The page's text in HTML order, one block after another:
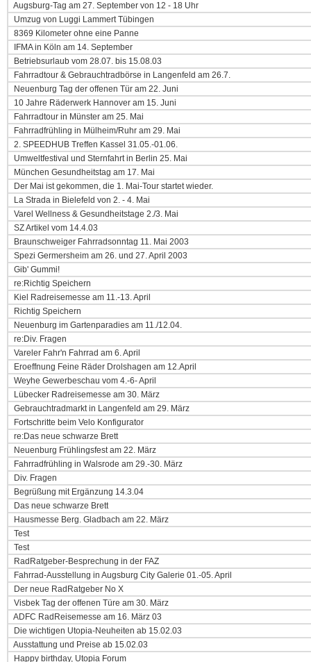
Augsburg-Tag am 27. September von 12 - 18 Uhr
Umzug von Luggi Lammert Tübingen
8369 Kilometer ohne eine Panne
IFMA in Köln am 14. September
Betriebsurlaub vom 28.07. bis 15.08.03
Fahrradtour & Gebrauchtradbörse in Langenfeld am 26.7.
Neuenburg Tag der offenen Tür am 22. Juni
10 Jahre Räderwerk Hannover am 15. Juni
Fahrradtour in Münster am 25. Mai
Fahrradfrühling in Mülheim/Ruhr am 29. Mai
2. SPEEDHUB Treffen Kassel 31.05.-01.06.
Umweltfestival und Sternfahrt in Berlin 25. Mai
München Gesundheitstag am 17. Mai
Der Mai ist gekommen, die 1. Mai-Tour startet wieder.
La Strada in Bielefeld von 2. - 4. Mai
Varel Wellness & Gesundheitstage 2./3. Mai
SZ Artikel vom 14.4.03
Braunschweiger Fahrradsonntag 11. Mai 2003
Spezi Germersheim am 26. und 27. April 2003
Gib' Gummi!
re:Richtig Speichern
Kiel Radreisemesse am 11.-13. April
Richtig Speichern
Neuenburg im Gartenparadies am 11./12.04.
re:Div. Fragen
Vareler Fahr'n Fahrrad am 6. April
Eroeffnung Feine Räder Drolshagen am 12.April
Weyhe Gewerbeschau vom 4.-6- April
Lübecker Radreisemesse am 30. März
Gebrauchtradmarkt in Langenfeld am 29. März
Fortschritte beim Velo Konfigurator
re:Das neue schwarze Brett
Neuenburg Frühlingsfest am 22. März
Fahrradfrühling in Walsrode am 29.-30. März
Div. Fragen
Begrüßung mit Ergänzung 14.3.04
Das neue schwarze Brett
Hausmesse Berg. Gladbach am 22. März
Test
Test
RadRatgeber-Besprechung in der FAZ
Fahrrad-Ausstellung in Augsburg City Galerie 01.-05. April
Der neue RadRatgeber No X
Visbek Tag der offenen Türe am 30. März
ADFC RadReisemesse am 16. März 03
Die wichtigen Utopia-Neuheiten ab 15.02.03
Ausstattung und Preise ab 15.02.03
Happy birthday, Utopia Forum